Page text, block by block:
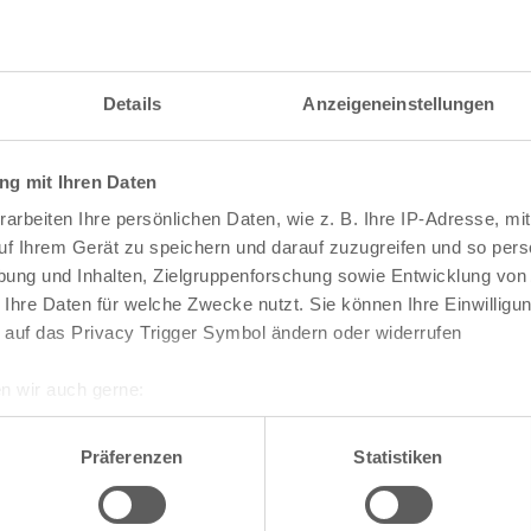
Details Anzeigeneinstellungen
mit Ihren Daten
Ihre persönlichen Daten, wie z. B. Ihre IP-Adresse,
Ihrem Gerät zu speichern und darauf zuzugreifen und so
und Inhalten, Zielgruppenforschung sowie Entwicklung
Daten für welche Zwecke nutzt. Sie können Ihre
das Privacy Trigger Symbol ändern oder widerrufen
geografische Lage erfassen, welche bis auf einige Meter
Scannen nach bestimmten Merkmalen (Fingerprinting)
Ihre persönlichen Daten verarbeitet werden, und legen Sie
Präferenzen Statistiken
Darstellung des RVR-Kartenwerks
mit vielen weiteren Details wie z.B.